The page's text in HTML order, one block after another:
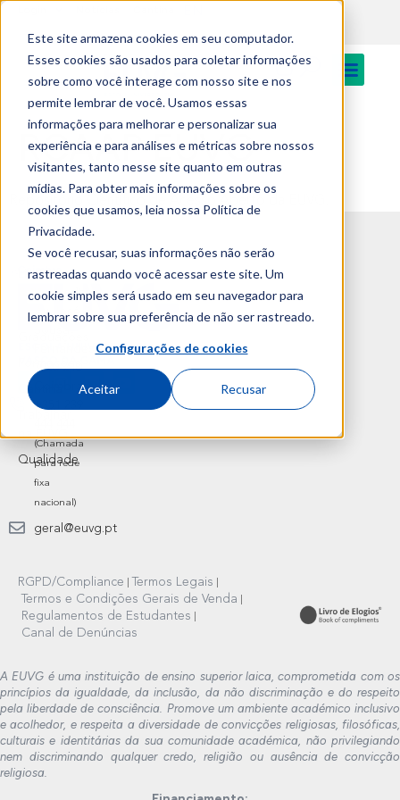
Este site armazena cookies em seu computador.
Esses cookies são usados para coletar informações
sobre como você interage com nosso site e nos
permite lembrar de você. Usamos essas
informações para melhorar e personalizar sua
experiência e para análises e métricas sobre nossos
visitantes, tanto nesse site quanto em outras
mídias. Para obter mais informações sobre os
cookies que usamos, leia nossa Política de
Privacidade.
Se você recusar, suas informações não serão
rastreadas quando você acessar este site. Um
cookie simples será usado em seu navegador para
lembrar sobre sua preferência de não ser rastreado.
Configurações de cookies
Aceitar Recusar
RCAAP EUVG
Campus
Universitário
Av. José R.
3020-210
Coimbra
+351 239
(Chamada
para rede
fixa
nacional)
geral@euvg.pt
Licenciaturas
& Mestrados
Pós-
Cantina
na EUVG
Qualidade
RGPD/Compliance
Termos Legais
Termos e Condições Gerais de Venda
Regulamentos de Estudantes
Canal de Denúncias
A EUVG é uma instituição de ensino superior laica, comprometida com os
princípios da igualdade, da inclusão, da não discriminação e do respeito
pela liberdade de consciência. Promove um ambiente académico inclusivo
e acolhedor, e respeita a diversidade de convicções religiosas, filosóficas,
culturais e identitárias da sua comunidade académica, não privilegiando
nem discriminando qualquer credo, religião ou ausência de convicção
religiosa.